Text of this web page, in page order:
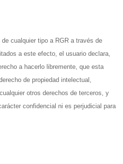
cualquier tipo a RGR a través de
a este efecto, el usuario declara,
a hacerlo libremente, que esta
de propiedad intelectual,
otros derechos de terceros, y
confidencial ni es perjudicial para